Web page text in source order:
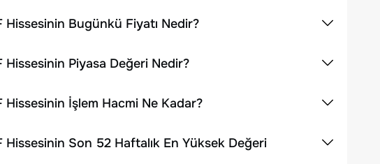
Bugünkü Fiyatı Nedir?
Piyasa Değeri Nedir?
İşlem Hacmi Ne Kadar?
Son 52 Haftalık En Yüksek Değeri